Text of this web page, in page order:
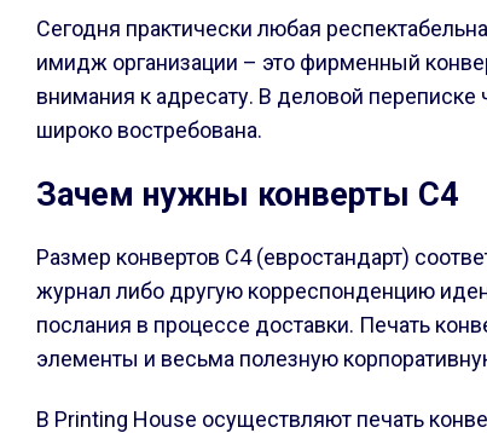
Сегодня практически любая
имидж организации – это фирменный
внимания к адресату. В деловой
широко востребована.
Зачем нужны конверты С4
Размер конвертов С4 (евростандарт)
журнал либо другую корреспонденцию
послания в процессе доставки. Печать
элементы и весьма полезную
В Printing House осуществляют печать